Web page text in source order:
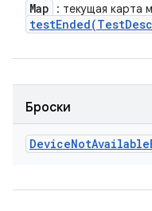
Map : текущая карта
testEnded(Test
Броски
DeviceNotAvailable